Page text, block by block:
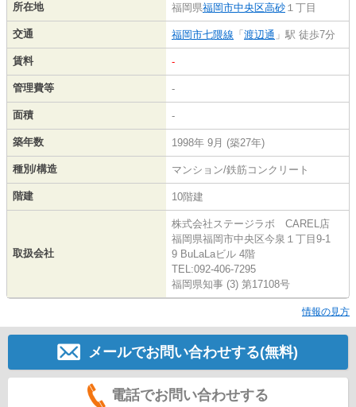
所在地 福岡県福岡市中央区高砂 １丁目
交通 福岡市七隈線 「 渡辺通 」駅 徒歩7分
賃料 -
管理費等 -
面積 -
築年数 1998年 9月 (築27年)
種別/構造 マンション/鉄筋コンクリート
階建 10階建
取扱会社
株式会社ステージラボ CAREL店
福岡県福岡市中央区今泉１丁目9-1
9 BuLaLaビル 4階
TEL:092-406-7295
福岡県知事 (3) 第17108号
情報の見方
メールでお問い合わせする(無料)
電話でお問い合わせする